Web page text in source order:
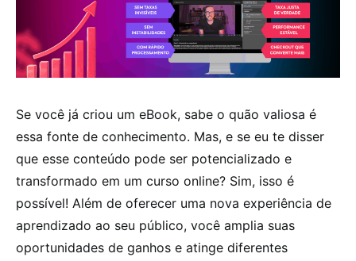
Se você já criou um eBook, sabe o quão valiosa é
essa fonte de conhecimento. Mas, e se eu te disser
que esse conteúdo pode ser potencializado e
transformado em um curso online? Sim, isso é
possível! Além de oferecer uma nova experiência de
aprendizado ao seu público, você amplia suas
oportunidades de ganhos e atinge diferentes